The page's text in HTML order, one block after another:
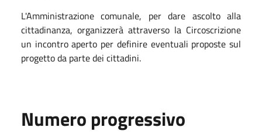
L'Amministrazione comunale, per dare ascolto alla
cittadinanza, organizzerà attraverso la Circoscrizione
un incontro aperto per definire eventuali proposte sul
progetto da parte dei cittadini.
Numero progressivo